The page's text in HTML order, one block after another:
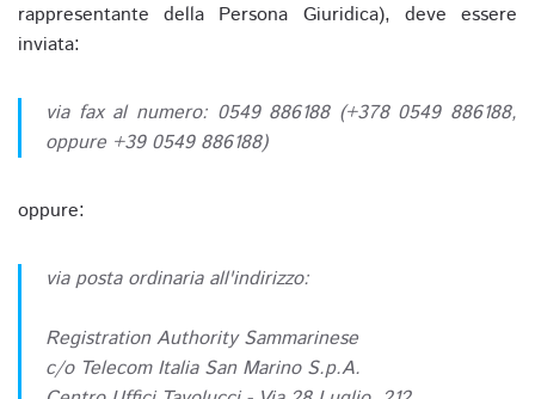
rappresentante della Persona Giuridica), deve essere
inviata:
via fax al numero: 0549 886188 (+378 0549 886188,
oppure +39 0549 886188)
oppure:
via posta ordinaria all'indirizzo:
Registration Authority Sammarinese
c/o Telecom Italia San Marino S.p.A.